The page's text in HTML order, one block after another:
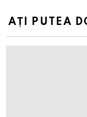
AȚI PUTEA